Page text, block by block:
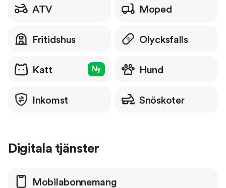
ATV Moped
Fritidshus Olycksfalls
Katt Ny Hund
Inkomst Snöskoter
Digitala tjänster
Mobil­abonnemang